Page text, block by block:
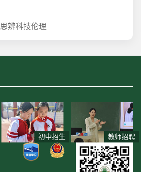
辨科技伦理
初中招生 教师招聘